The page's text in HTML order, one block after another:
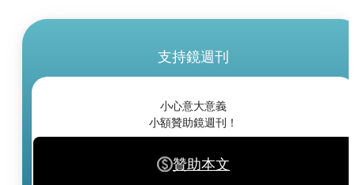
支持鏡週刊
小心意大意義
小額贊助鏡週刊！
贊助本文